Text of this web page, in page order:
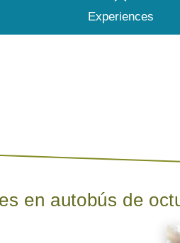
Experiences
en autobús de